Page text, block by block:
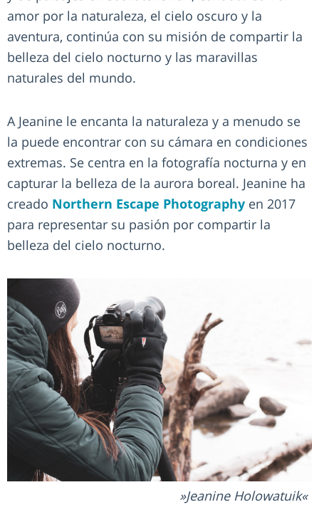
amor por la naturaleza, el cielo oscuro y la
aventura, continúa con su misión de compartir la
belleza del cielo nocturno y las maravillas
naturales del mundo.
A Jeanine le encanta la naturaleza y a menudo se
la puede encontrar con su cámara en condiciones
extremas. Se centra en la fotografía nocturna y en
capturar la belleza de la aurora boreal. Jeanine ha
creado Northern Escape Photography en 2017
para representar su pasión por compartir la
belleza del cielo nocturno.
Jeanine Holowatuik